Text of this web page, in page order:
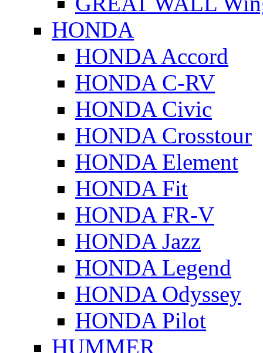
HONDA
HONDA Accord
HONDA C-RV
HONDA Civic
HONDA Crosstour
HONDA Element
HONDA Fit
HONDA FR-V
HONDA Jazz
HONDA Legend
HONDA Odyssey
HONDA Pilot
HUMMER